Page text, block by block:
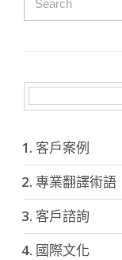
客戶案例
專業翻譯術語
客戶諮詢
國際文化